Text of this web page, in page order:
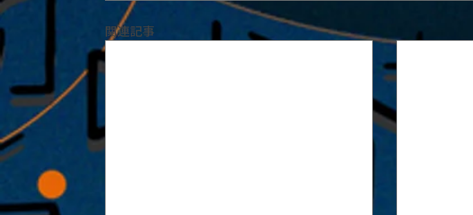
関連記事